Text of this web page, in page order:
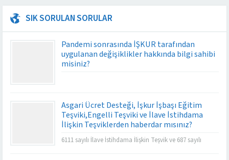
SIK SORULAN SORULAR
Pandemi sonrasında İŞKUR tarafından
uygulanan değişiklikler hakkında bilgi sahibi
misiniz?
Asgari Ücret Desteği, İşkur İşbaşı Eğitim
Teşviki,Engelli Teşviki ve İlave İstihdama
İlişkin Teşviklerden haberdar mısınız?
6111 sayılı İlave İstihdama İlişkin Teşvik ve 687 sayılı